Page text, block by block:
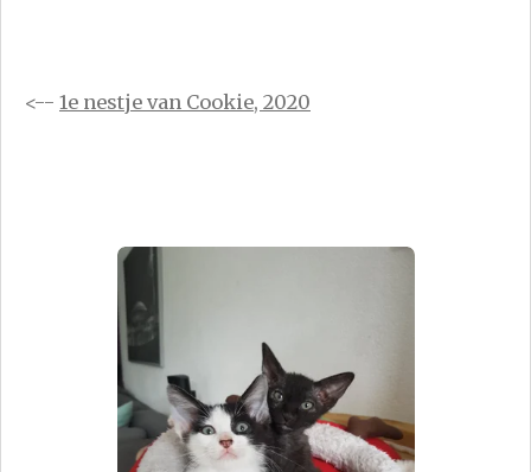
<-- 1e nestje van Cookie, 2020